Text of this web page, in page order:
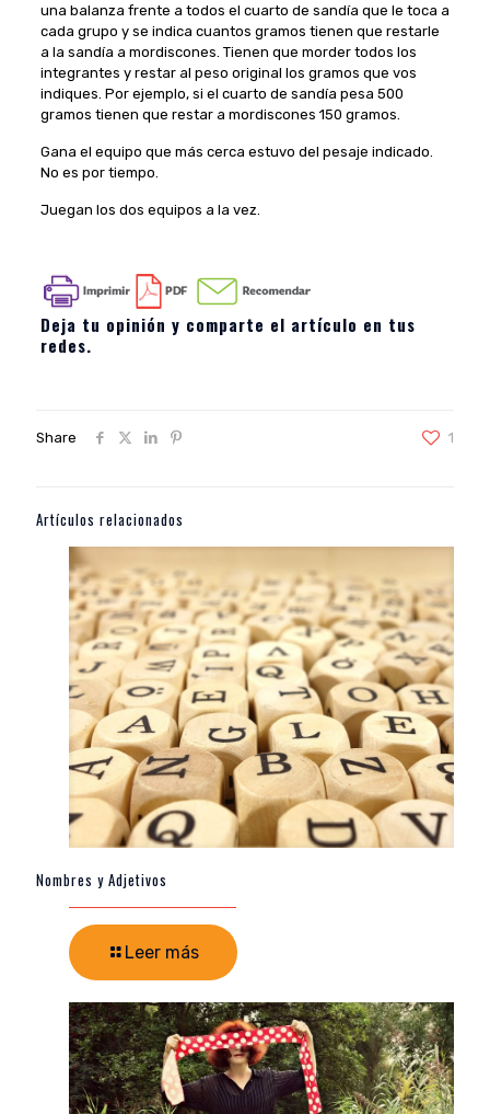
una balanza frente a todos el cuarto de sandía que le toca a
cada grupo y se indica cuantos gramos tienen que restarle
a la sandía a mordiscones. Tienen que morder todos los
integrantes y restar al peso original los gramos que vos
indiques. Por ejemplo, si el cuarto de sandía pesa 500
gramos tienen que restar a mordiscones 150 gramos.
Gana el equipo que más cerca estuvo del pesaje indicado.
No es por tiempo.
Juegan los dos equipos a la vez.
Deja tu opinión y comparte el artículo en tus
redes.
Share 1
Artículos relacionados
Nombres y Adjetivos
Leer más